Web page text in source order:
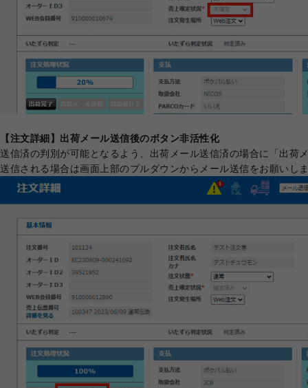
【注文詳細】出荷メール送信後のボタン非活性化
送信済の判別が可能となるよう、出荷メール送信済の場合に「出荷
送信される場合は画面上部のプルダウンからメール送信をお願いし